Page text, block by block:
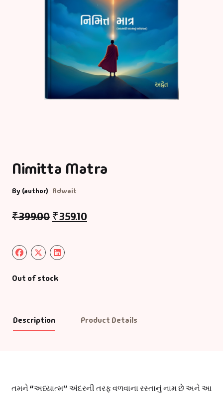
Nimitta Matra
By (author) Adwait
₹399.00 ₹359.10
Out of stock
Description Product Details
તમને “અધ્યાત્મ” અંદરની તરફ વળવાના રસ્તાનું નામ છે અને આ